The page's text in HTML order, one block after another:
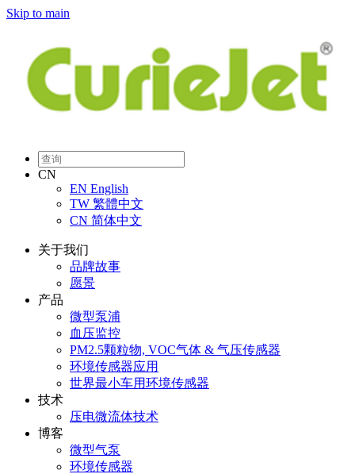
Skip to main
CN
EN English
TW 繁體中文
CN 简体中文
关于我们
品牌故事
愿景
产品
微型泵浦
血压监控
PM2.5颗粒物, VOC气体 & 气压传感器
环境传感器应用
世界最小车用环境传感器
技术
压电微流体技术
博客
微型气泵
环境传感器